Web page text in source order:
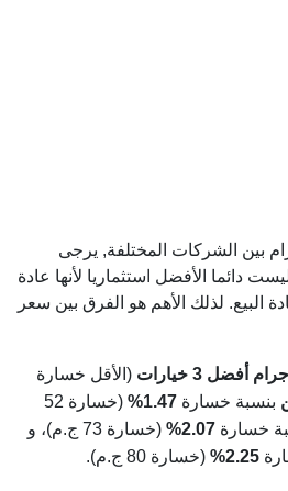
السبيكة 0.5 جرام بين الشركات المختلفة, يرجى
دائما الأفضل استثماريا لأنها عادة
البيع. لذلك الأهم هو الفرق بين سعر
أفضل 3 خيارات
(الأقل خسارة
بنسبة خسارة 1.47%
(خسارة 52
خسارة 2.07%
(خسارة 73 ج.م)، و
2.25% (خسارة 80 ج.م).